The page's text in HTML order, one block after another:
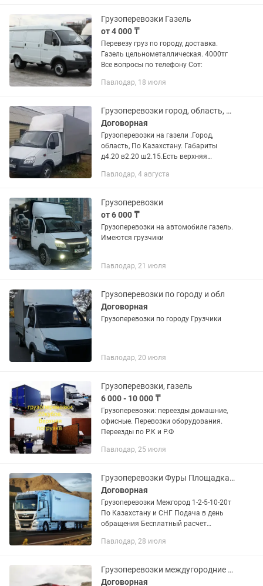
Грузоперевозки Газель
от 4 000 ₸
Перевезу груз по городу, доставка.
Газель цельнометаллическая. 4000тг
Все вопросы по телефону Сот:
Павлодар, 18 июля
Грузоперевозки город, область, По КАЗАХСТАНУ
Договорная
Грузоперевозки на газели .Город,
область, По Казахстану. Габариты
д4.20 в2.20 ш2.15.Есть верхняя
грузчики.Вывоз мусора,утилизация
Павлодар, 4 августа
Грузоперевозки
от 6 000 ₸
Грузоперевозки на автомобиле газель.
Имеются грузчики
Павлодар, 21 июля
Грузоперевозки по городу и обл
Договорная
Грузоперевозки по городу Грузчики
Павлодар, 20 июля
Грузоперевозки, газель
6 000 - 10 000 ₸
Грузоперевозки: переезды домашние,
офисные. Перевозки оборудования.
Переезды по Р.К и Р.Ф
Павлодар, 25 июля
Грузоперевозки Фуры Площадка Трал Рефрижератор
Договорная
Грузоперевозки Межгород 1-2-5-10-20т
По Казахстану и СНГ Подача в день
обращения Бесплатный расчет
ГАЗели, Валдай, Рефрижератор
Павлодар, 28 июля
Грузоперевозки междугородние перевозки грузов
Договорная